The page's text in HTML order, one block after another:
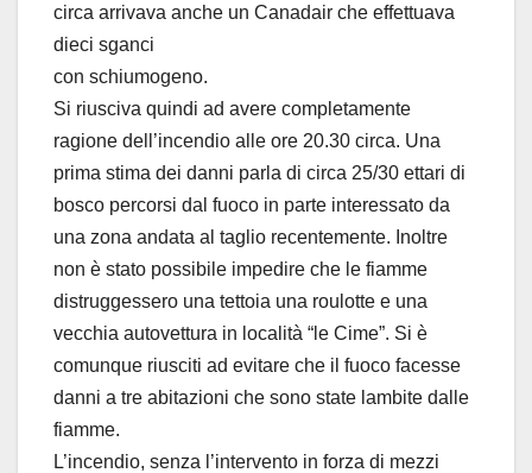
circa arrivava anche un Canadair che effettuava
dieci sganci
con schiumogeno.
Si riusciva quindi ad avere completamente
ragione dell’incendio alle ore 20.30 circa. Una
prima stima dei danni parla di circa 25/30 ettari di
bosco percorsi dal fuoco in parte interessato da
una zona andata al taglio recentemente. Inoltre
non è stato possibile impedire che le fiamme
distruggessero una tettoia una roulotte e una
vecchia autovettura in località “le Cime”. Si è
comunque riusciti ad evitare che il fuoco facesse
danni a tre abitazioni che sono state lambite dalle
fiamme.
L’incendio, senza l’intervento in forza di mezzi